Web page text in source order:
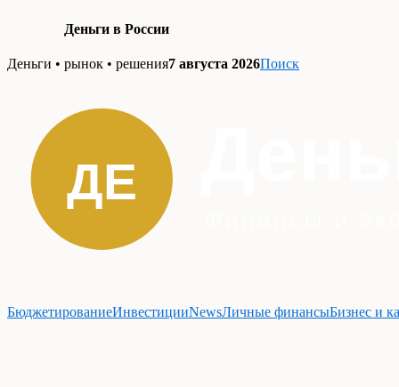
Деньги в России
Skip
Деньги • рынок • решения7 августа 2026Поиск
БюджетированиеИнвестицииNewsЛичные финансыБизнес и